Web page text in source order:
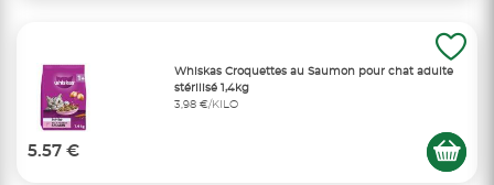
Whiskas Croquettes au Saumon pour chat adulte
stérilisé 1,4kg
3,98 €/KILO
5.57 €